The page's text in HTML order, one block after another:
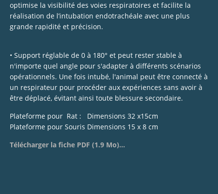
optimise la visibilité des voies respiratoires et facilite la
réalisation de l’intubation endotrachéale avec une plus
grande rapidité et précision.
• Support réglable de 0 à 180° et peut rester stable à
n'importe quel angle pour s'adapter à différents scénarios
opérationnels. Une fois intubé, l'animal peut être connecté à
un respirateur pour procéder aux expériences sans avoir à
être déplacé, évitant ainsi toute blessure secondaire.
Plateforme pour Rat : Dimensions 32 x15cm
Plateforme pour Souris Dimensions 15 x 8 cm
Télécharger la fiche PDF (1.9 Mo)...